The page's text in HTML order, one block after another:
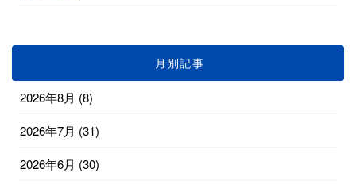
月別記事
2026年8月 (8)
2026年7月 (31)
2026年6月 (30)